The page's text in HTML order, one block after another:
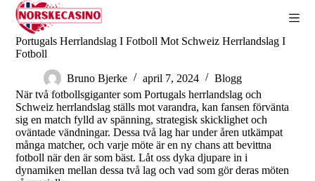
S
k
i
p
c
o
n
t
e
n
t
Portugals Herrlandslag I Fotboll Mot Schweiz Herrlandslag I
Fotboll
Bruno Bjerke april 7, 2024
Blogg
När två fotbollsgiganter som Portugals herrlandslag och
Schweiz herrlandslag ställs mot varandra, kan fansen förvänta
sig en match fylld av spänning, strategisk skicklighet och
oväntade vändningar. Dessa två lag har under åren utkämpat
många matcher, och varje möte är en ny chans att bevittna
fotboll när den är som bäst. Låt oss dyka djupare in i
dynamiken mellan dessa två lag och vad som gör deras möten